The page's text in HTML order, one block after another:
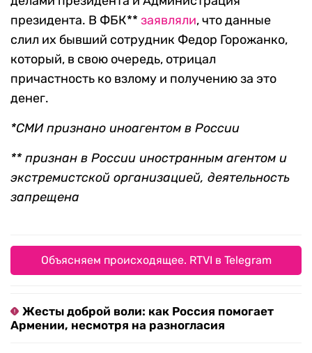
президента. В ФБК** заявляли, что данные
слил их бывший сотрудник Федор Горожанко,
который, в свою очередь, отрицал
причастность ко взлому и получению за это
денег.
*СМИ признано иноагентом в России
** признан в России иностранным агентом и
экстремистской организацией, деятельность
запрещена
Объясняем происходящее. RTVI в Telegram
Жесты доброй воли: как Россия помогает
Армении, несмотря на разногласия